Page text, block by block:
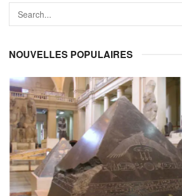
NOUVELLES POPULAIRES